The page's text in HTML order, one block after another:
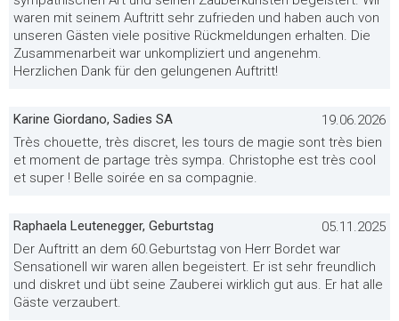
waren mit seinem Auftritt sehr zufrieden und haben auch von
unseren Gästen viele positive Rückmeldungen erhalten. Die
Zusammenarbeit war unkompliziert und angenehm.
Herzlichen Dank für den gelungenen Auftritt!
Karine Giordano, Sadies SA
19.06.2026
Très chouette, très discret, les tours de magie sont très bien
et moment de partage très sympa. Christophe est très cool
et super ! Belle soirée en sa compagnie.
Raphaela Leutenegger, Geburtstag
05.11.2025
Der Auftritt an dem 60.Geburtstag von Herr Bordet war
Sensationell wir waren allen begeistert. Er ist sehr freundlich
und diskret und übt seine Zauberei wirklich gut aus. Er hat alle
Gäste verzaubert.